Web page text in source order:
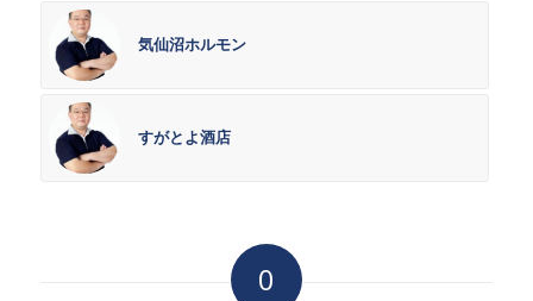
気仙沼ホルモン
すがとよ酒店
0